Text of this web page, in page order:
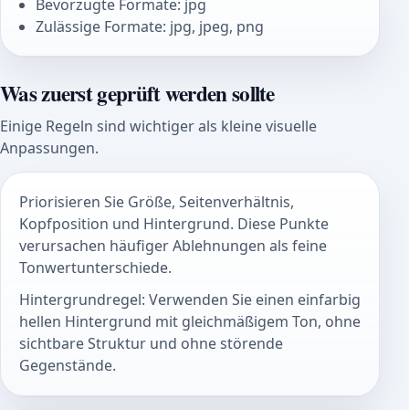
Bevorzugte Formate: jpg
Zulässige Formate: jpg, jpeg, png
Was zuerst geprüft werden sollte
Einige Regeln sind wichtiger als kleine visuelle
Anpassungen.
Priorisieren Sie Größe, Seitenverhältnis,
Kopfposition und Hintergrund. Diese Punkte
verursachen häufiger Ablehnungen als feine
Tonwertunterschiede.
Hintergrundregel: Verwenden Sie einen einfarbig
hellen Hintergrund mit gleichmäßigem Ton, ohne
sichtbare Struktur und ohne störende
Gegenstände.